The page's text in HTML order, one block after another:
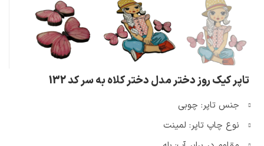
تاپر کیک روز دختر مدل دختر کلاه به سر کد 132
جنس تاپر: چوبی
نوع چاپ تاپر: لمینت